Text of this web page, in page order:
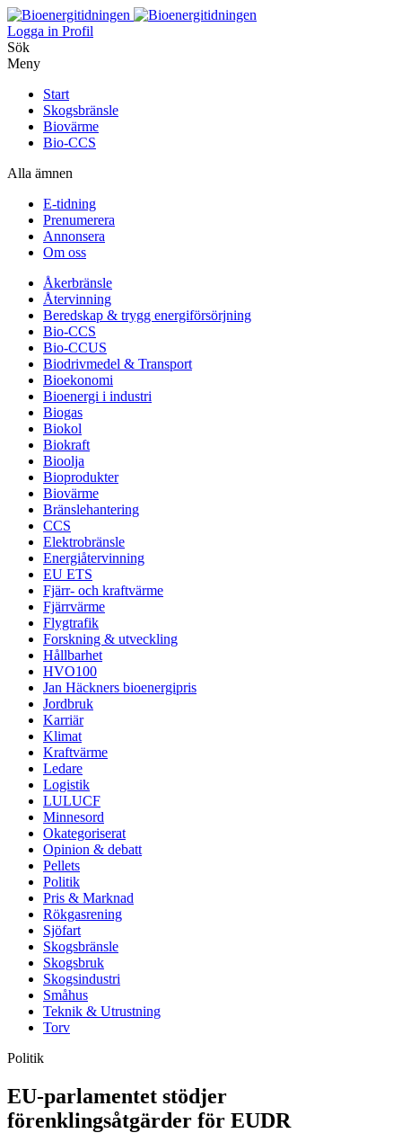
Logga in Profil
Sök
Meny
Start
Skogsbränsle
Biovärme
Bio-CCS
Alla ämnen
E-tidning
Prenumerera
Annonsera
Om oss
Åkerbränsle
Återvinning
Beredskap & trygg energiförsörjning
Bio-CCS
Bio-CCUS
Biodrivmedel & Transport
Bioekonomi
Bioenergi i industri
Biogas
Biokol
Biokraft
Bioolja
Bioprodukter
Biovärme
Bränslehantering
CCS
Elektrobränsle
Energiåtervinning
EU ETS
Fjärr- och kraftvärme
Fjärrvärme
Flygtrafik
Forskning & utveckling
Hållbarhet
HVO100
Jan Häckners bioenergipris
Jordbruk
Karriär
Klimat
Kraftvärme
Ledare
Logistik
LULUCF
Minnesord
Okategoriserat
Opinion & debatt
Pellets
Politik
Pris & Marknad
Rökgasrening
Sjöfart
Skogsbränsle
Skogsbruk
Skogsindustri
Småhus
Teknik & Utrustning
Torv
Politik
EU-parlamentet stödjer
förenklingsåtgärder för EUDR